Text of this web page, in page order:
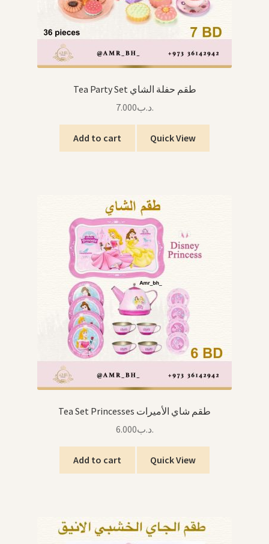
Tea Party Set طقم حفلة الشاي
.د.ب7.000
Add to cart Quick View
Tea Set Princesses طقم شاي الأميرات
.د.ب6.000
Add to cart Quick View